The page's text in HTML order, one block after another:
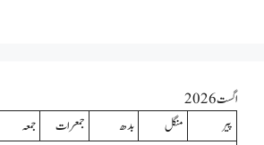
اگست 2026
پیر
منگل بدھ جمعرات جمعہ